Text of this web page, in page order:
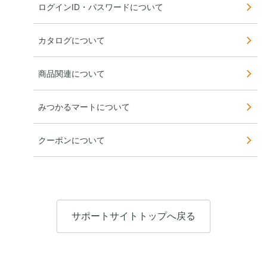
ログインID・パスワードについて
カタログについて
商品関連について
みつかるマートについて
クーポンについて
サポートサイトトップへ戻る